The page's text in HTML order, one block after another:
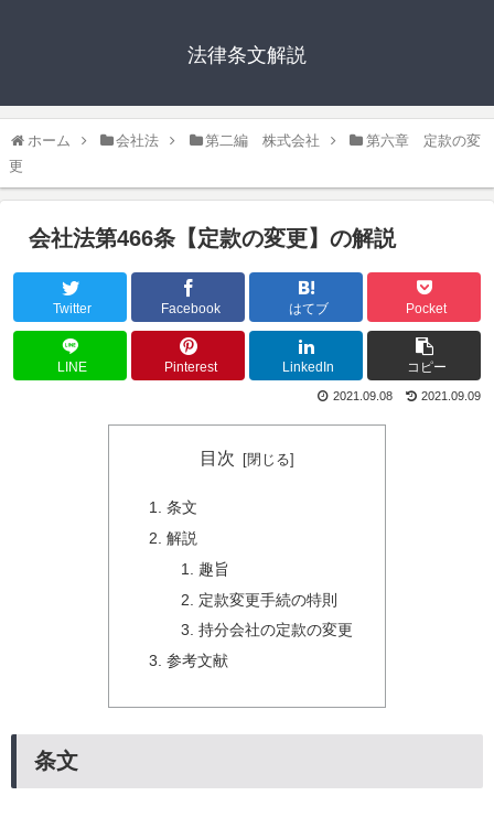
法律条文解説
ホーム 会社法 第二編 株式会社
第六章 定款の変
更
会社法第466条【定款の変更】の解説
Twitter Facebook はてブ Pocket
LINE Pinterest LinkedIn コピー
2021.09.09
2021.09.08
目次
条文
解説
趣旨
定款変更手続の特則
持分会社の定款の変更
参考文献
条文